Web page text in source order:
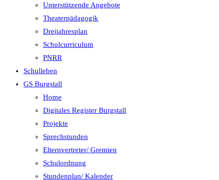
Unterstützende Angebote
Theaterpädagogik
Dreijahresplan
Schulcurriculum
PNRR
Schulleben
GS Burgstall
Home
Digitales Register Burgstall
Projekte
Sprechstunden
Elternvertreter/ Gremien
Schulordnung
Stundenplan/ Kalender